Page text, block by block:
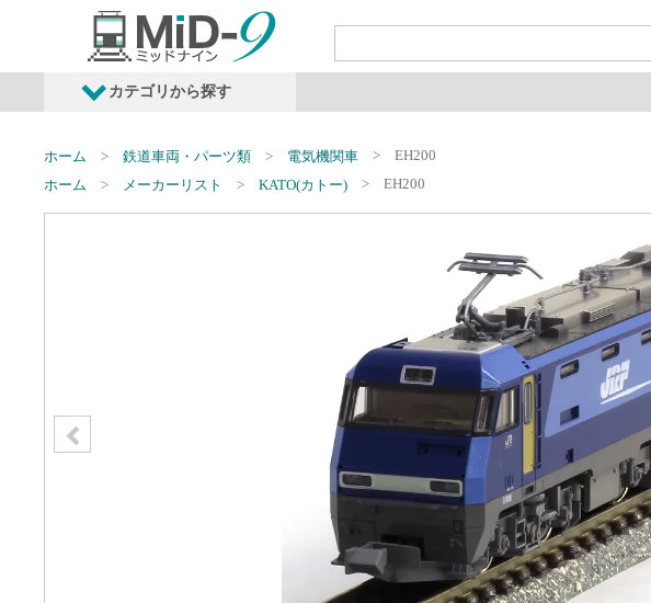
カテゴリから探す
発売予定商品 鉄道車両・オプション
ホーム 鉄道車両・パーツ類 電気機関車
EH200
ホーム
メーカーリスト KATO(カトー) EH200